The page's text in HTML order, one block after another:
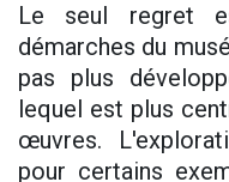
Le seul regret
démarches du
pas plus
lequel est plus
œuvres.
pour certains